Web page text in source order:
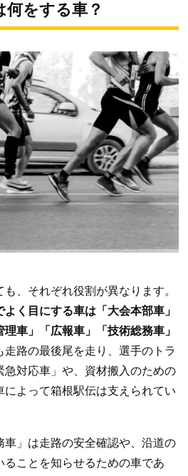
何をする車？
、それぞれ役割が異なります。
く目にする車は「大会本部車」
理車」「広報車」「技術総務車」
走路の最後尾を走り、選手のトラ
急対応車」や、資材搬入のための
によって箱根駅伝は支えられてい
車」は走路の安全確認や、沿道の
ことを知らせるための車であ